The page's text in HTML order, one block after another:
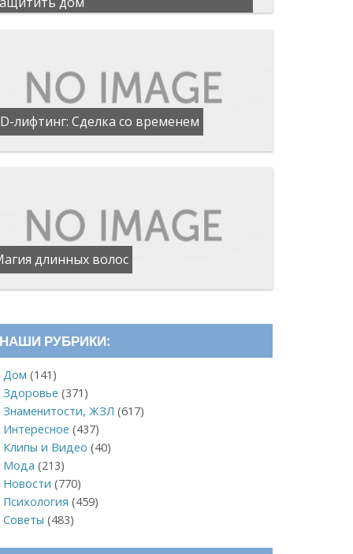
лифтинг: Сделка со временем
длинных волос
НАШИ РУБРИКИ:
Дом (141)
Здоровье (371)
Знаменитости, ЖЗЛ (617)
Интересное (437)
Клипы и Видео (40)
Мода (213)
Новости (770)
Психология (459)
Советы (483)